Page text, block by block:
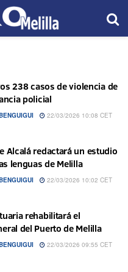
238 casos de violencia de
policial
22/03/2026 10:08 CET
Alcalá redactará un estudio
lenguas de Melilla
22/03/2026 10:02 CET
rehabilitará el
del Puerto de Melilla
22/03/2026 09:55 CET